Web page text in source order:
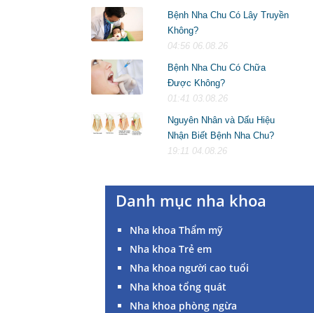
Bệnh Nha Chu Có Lây Truyền
Không?
04:56 06.08.26
Bệnh Nha Chu Có Chữa
Được Không?
01:41 03.08.26
Nguyên Nhân và Dấu Hiệu
Nhận Biết Bệnh Nha Chu?
19:11 04.08.26
Danh mục nha khoa
Nha khoa Thẩm mỹ
Nha khoa Trẻ em
Nha khoa người cao tuổi
Nha khoa tổng quát
Nha khoa phòng ngừa